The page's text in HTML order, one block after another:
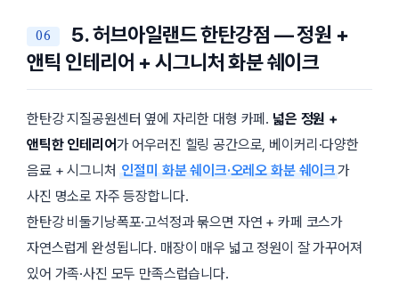
5. 허브아일랜드 한탄강점 — 정원 +
앤틱 인테리어 + 시그니처 화분 쉐이크
한탄강 지질공원센터 옆에 자리한 대형 카페. 넓은 정원 +
앤틱한 인테리어가 어우러진 힐링 공간으로, 베이커리·다양한
음료 + 시그니처 인절미 화분 쉐이크·오레오 화분 쉐이크가
사진 명소로 자주 등장합니다.
한탄강 비둘기낭폭포·고석정과 묶으면 자연 + 카페 코스가
자연스럽게 완성됩니다. 매장이 매우 넓고 정원이 잘 가꾸어져
있어 가족·사진 모두 만족스럽습니다.